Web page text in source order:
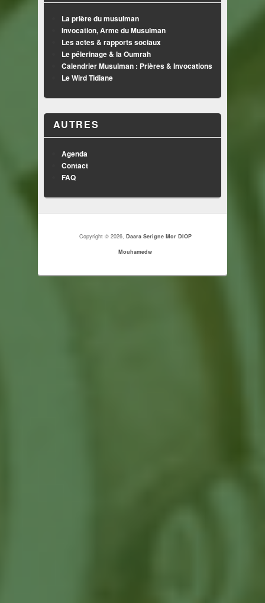
La prière du musulman
Invocation, Arme du Musulman
Les actes & rapports sociaux
Le pélerinage & la Oumrah
Calendrier Musulman : Prières & Invocations
Le Wird Tidiane
AUTRES
Agenda
Contact
FAQ
Copyright © 2026, Daara Serigne Mor DIOP
Mouhamedw